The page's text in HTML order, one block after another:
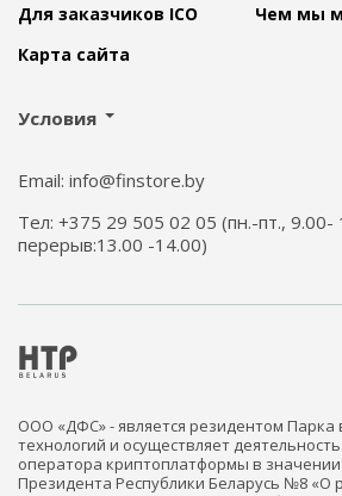
Для заказчиков ICO
Чем мы
Карта сайта
Условия
Email: info@finstore.by
Тел: +375 29 505 02 05 (пн.-пт., 9.00-
перерыв:13.00 -14.00)
ООО «ДФС» - является резидентом Парка
технологий и осуществляет деятельность
оператора криптоплатформы в
Президента Республики Беларусь №8 «О